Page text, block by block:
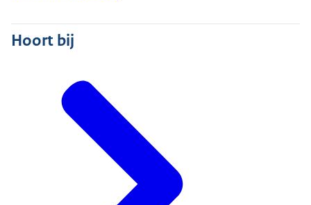
Hoort bij